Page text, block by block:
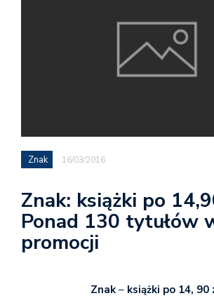
Znak 16/03/2016
Znak: książki po
Ponad 130 tytułów
promocji
Znak – książki po 14, 90